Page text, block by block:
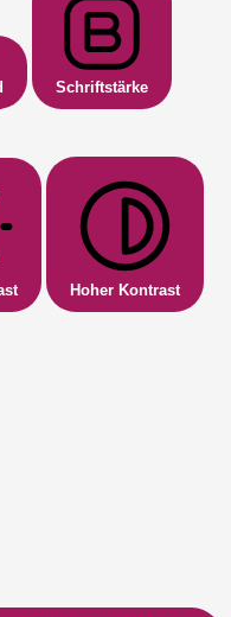
Schriftstärke
Hoher Kontrast